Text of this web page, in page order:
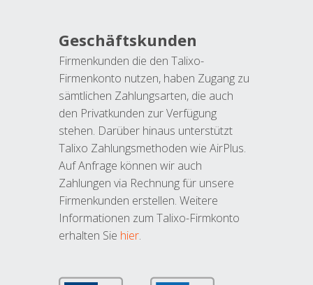
Geschäftskunden
Firmenkunden die den Talixo-
Firmenkonto nutzen, haben Zugang zu
sämtlichen Zahlungsarten, die auch
den Privatkunden zur Verfügung
stehen. Darüber hinaus unterstützt
Talixo Zahlungsmethoden wie AirPlus.
Auf Anfrage können wir auch
Zahlungen via Rechnung für unsere
Firmenkunden erstellen. Weitere
Informationen zum Talixo-Firmkonto
erhalten Sie hier.